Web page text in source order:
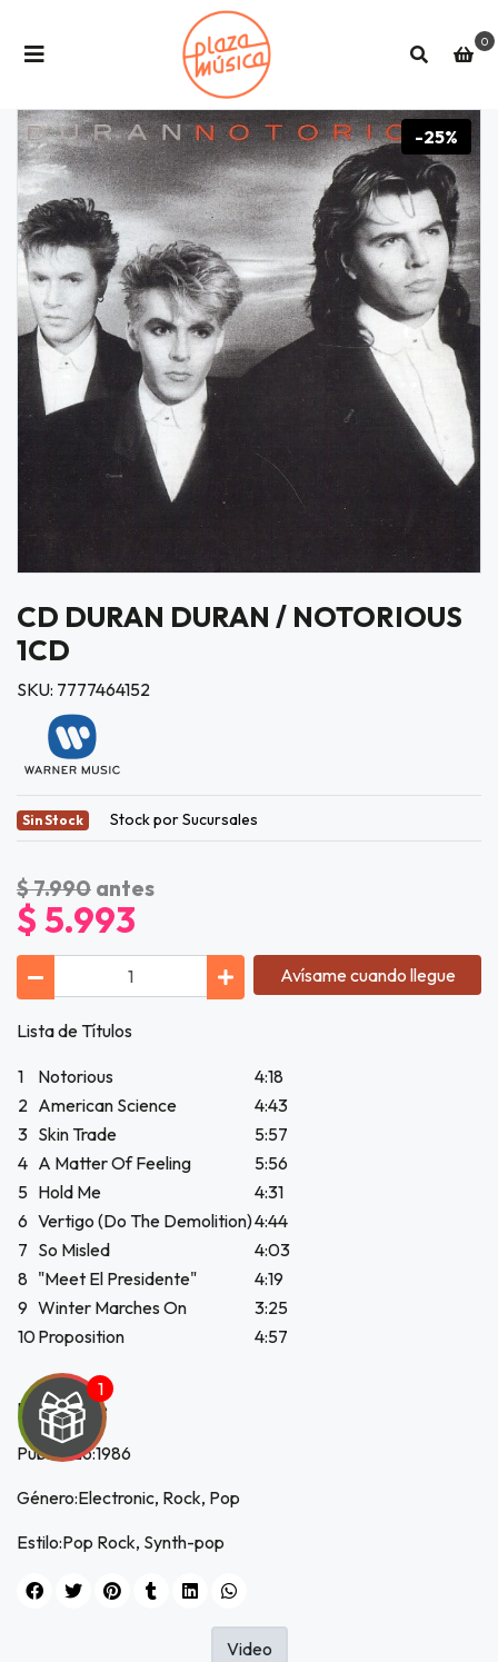
0
-25%
CD DURAN DURAN / NOTORIOUS
1CD
SKU: 7777464152
Sin Stock Stock por Sucursales
$ 7.990 antes
$ 5.993
Avísame cuando llegue
Lista de Títulos
1 Notorious
4:18
2 American Science
4:43
3 Skin Trade
5:57
4 A Matter Of Feeling
5:56
5 Hold Me
4:31
6 Vertigo (Do The Demolition)4:44
7 So Misled
4:03
8 "Meet El Presidente"
4:19
9 Winter Marches On
3:25
10Proposition 4:57
País:Europe
Publicado:1986
Género:Electronic, Rock, Pop
Estilo:Pop Rock, Synth-pop
Video